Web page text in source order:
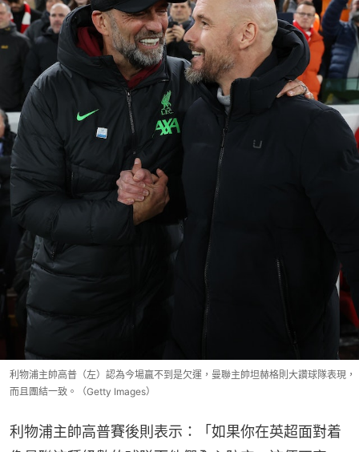
利物浦主帥高普（左）認為今場贏不到是欠運，曼聯主帥坦赫格則大讚球隊表現，
而且團結一致。（Getty Images）
利物浦主帥高普賽後則表示：「如果你在英超面對着